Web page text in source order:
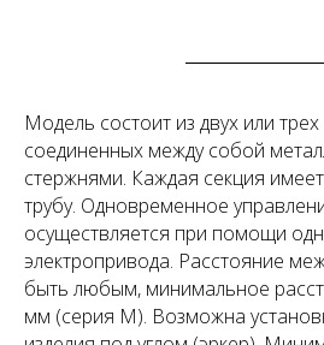
Модель состоит из двух или
соединенных между собой
стержнями. Каждая секция
трубу. Одновременное
осуществляется при помощи
электропривода. Расстояние
быть любым, минимальное
мм (серия М). Возможна